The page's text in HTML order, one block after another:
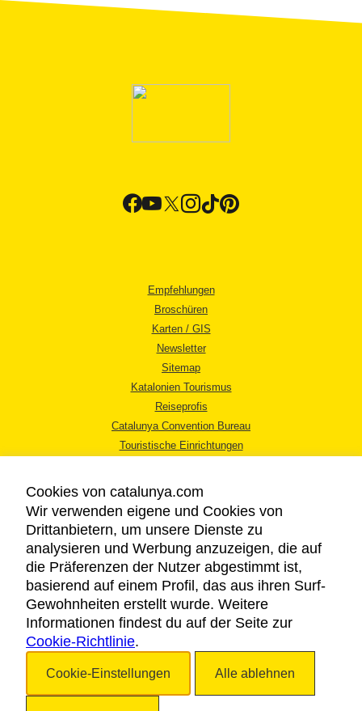
Empfehlungen
Broschüren
Karten / GIS
Newsletter
Sitemap
Katalonien Tourismus
Reiseprofis
Catalunya Convention Bureau
Touristische Einrichtungen
RECHTLICHER HINWEIS
DATENSCHUTZICHTLINIE
COOKIES
BARRIEREFREIHEIT
Cookies von catalunya.com
Wir verwenden eigene und Cookies von
Drittanbietern, um unsere Dienste zu
analysieren und Werbung anzuzeigen, die auf
die Präferenzen der Nutzer abgestimmt ist,
basierend auf einem Profil, das aus ihren Surf-
Gewohnheiten erstellt wurde. Weitere
Informationen findest du auf der Seite zur
Cookie-Richtlinie.
Cookie-Einstellungen Alle ablehnen